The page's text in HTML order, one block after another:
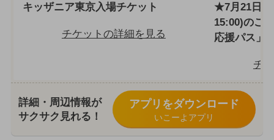
キッザニア東京入場チケット
チケットの詳細を見る
★7月21日～
15:00)のご
応援パス」
チ
詳細・周辺情報が
サクサク見れる！
アプリをダウンロード
いこーよアプリ